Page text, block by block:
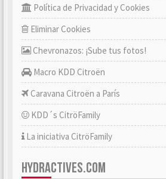
Política de Privacidad y Cookies
Eliminar Cookies
Chevronazos: ¡Sube tus fotos!
Macro KDD Citroën
Caravana Citroën a París
KDD´s CitröFamily
La iniciativa CitröFamily
HYDRACTIVES.COM